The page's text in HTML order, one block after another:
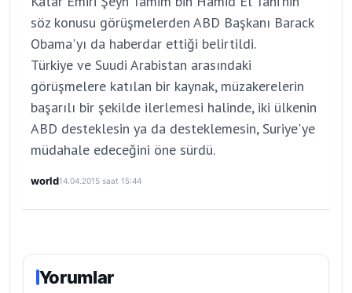
söz konusu görüşmelerden ABD Başkanı Barack
Obama'yı da haberdar ettiği belirtildi.
Türkiye ve Suudi Arabistan arasındaki
görüşmelere katılan bir kaynak, müzakerelerin
başarılı bir şekilde ilerlemesi halinde, iki ülkenin
ABD desteklesin ya da desteklemesin, Suriye'ye
müdahale edeceğini öne sürdü.
world14.04.2015 saat 15:44
Yorumlar